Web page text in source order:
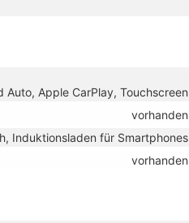
Auto, Apple CarPlay, Touchscreen
vorhanden
Induktionsladen für Smartphones
vorhanden